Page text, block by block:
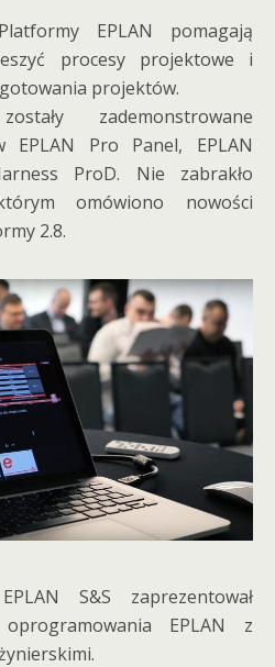
EPLAN pomagają
procesy projektowe i
projektów.
zademonstrowane
EPLAN Pro Panel, EPLAN
ProD. Nie zabrakło
omówiono nowości
2.8.
S&S zaprezentował
EPLAN z